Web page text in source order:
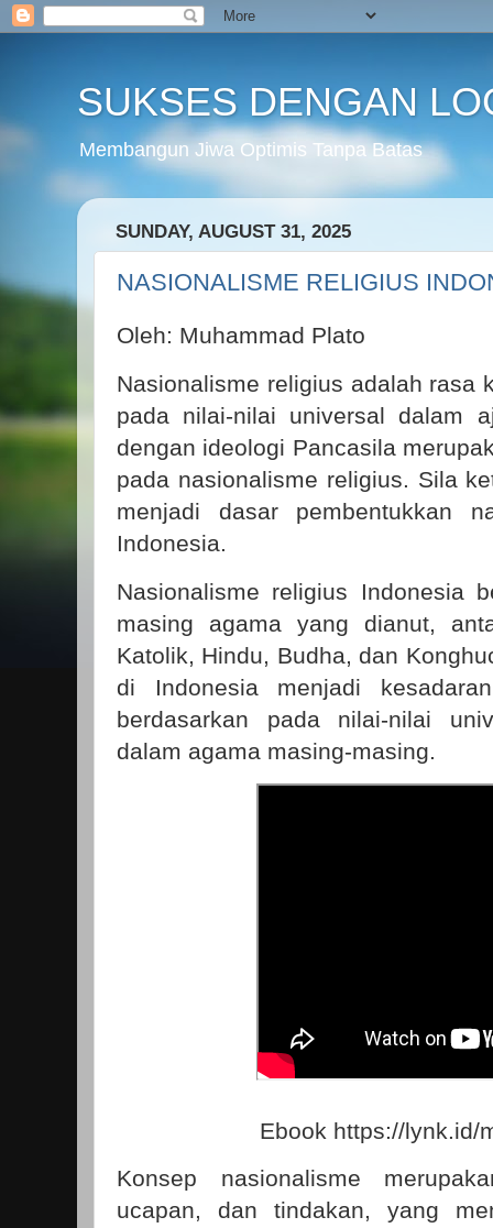
SUKSES DENGAN
Membangun Jiwa Optimis Tanpa Batas
SUNDAY, AUGUST 31, 2025
NASIONALISME RELIGIUS
Oleh: Muhammad Plato
Nasionalisme religius adalah rasa
pada nilai-nilai universal dalam
dengan ideologi Pancasila
pada nasionalisme religius. Sila
menjadi dasar pembentukkan
Indonesia.
Nasionalisme religius Indonesia
masing agama yang dianut,
Katolik, Hindu, Budha, dan
di Indonesia menjadi
berdasarkan pada nilai-nilai
dalam agama masing-masing.
Ebook https://lynk.id/
Konsep nasionalisme
ucapan, dan tindakan, yang